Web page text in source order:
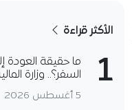
الأكثر قراءة
1
ما حقيقة العودة
السفر؟.. وزارة
5 أغسطس 2026